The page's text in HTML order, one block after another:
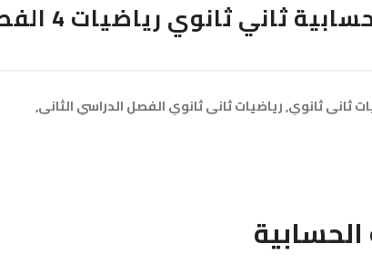
المتتابعات والمتسلسلات
ثاني ثانوي,رياضيات ثاني ثانوي الفصل الدراسي الثاني,